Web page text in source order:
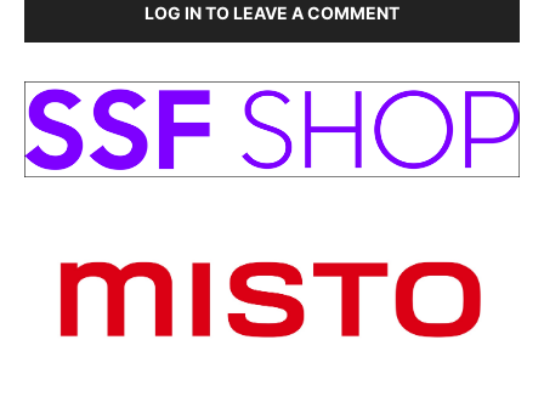
LOG IN TO LEAVE A COMMENT